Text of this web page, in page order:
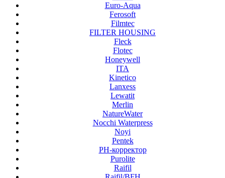
Euro-Aqua
Ferosoft
Filmtec
FILTER HOUSING
Fleck
Flotec
Honeywell
ITA
Kinetico
Lanxess
Lewatit
Merlin
NatureWater
Nocchi Waterpress
Noyi
Pentek
PH-корректор
Purolite
Raifil